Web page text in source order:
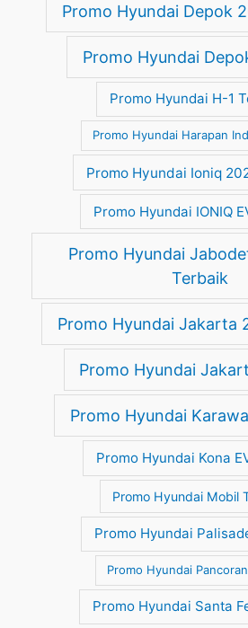
Promo Hyundai Depok
Promo Hyundai
Promo Hyundai H-1
Promo Hyundai Harapan
Promo Hyundai Ioniq
Promo Hyundai IONIQ
Promo Hyundai
Terbaik
Promo Hyundai Jakarta
Promo Hyundai
Promo Hyundai
Promo Hyundai Kona
Promo Hyundai Mobil
Promo Hyundai
Promo Hyundai
Promo Hyundai Santa